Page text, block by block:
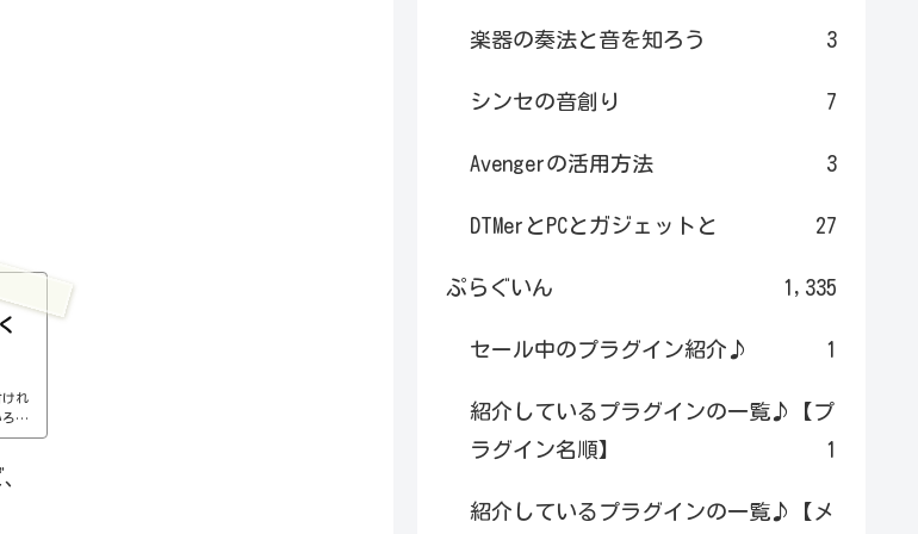
けれ
」
人を
な
楽器の奏法と音を知ろう 3
シンセの音創り 7
Avengerの活用方法 3
DTMerとPCとガジェットと 27
ぷらぐいん 1,335
セール中のプラグイン紹介♪ 1
紹介しているプラグインの一覧♪【プ
ラグイン名順】
1
紹介しているプラグインの一覧♪【メ